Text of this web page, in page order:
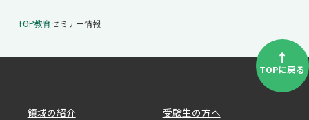
TOP教育セミナー情報
↑
TOPに戻る
領域の紹介
受験生の方へ